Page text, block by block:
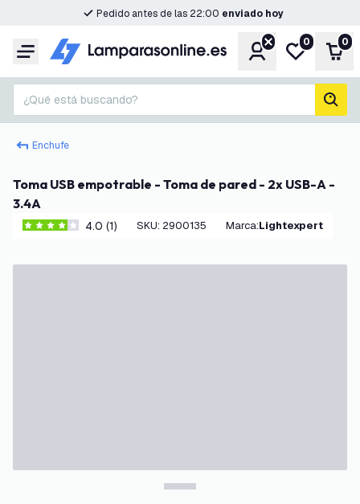
Pedido antes de las 22:00 enviado hoy
Menú CuentaMi lista de
0 0
¿Qué está buscando?
Enchufe
Toma USB empotrable - Toma de pared - 2x USB-A -
3.4A
4 estrellas de puntuación
4.0 (1) SKU: 2900135 Marca: Lightexpert